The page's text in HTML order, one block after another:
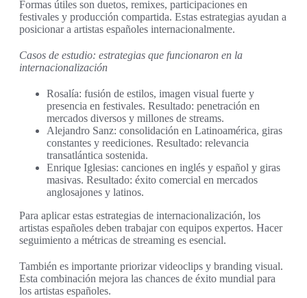
Formas útiles son duetos, remixes, participaciones en
festivales y producción compartida. Estas estrategias ayudan a
posicionar a artistas españoles internacionalmente.
Casos de estudio: estrategias que funcionaron en la
internacionalización
Rosalía: fusión de estilos, imagen visual fuerte y
presencia en festivales. Resultado: penetración en
mercados diversos y millones de streams.
Alejandro Sanz: consolidación en Latinoamérica, giras
constantes y reediciones. Resultado: relevancia
transatlántica sostenida.
Enrique Iglesias: canciones en inglés y español y giras
masivas. Resultado: éxito comercial en mercados
anglosajones y latinos.
Para aplicar estas estrategias de internacionalización, los
artistas españoles deben trabajar con equipos expertos. Hacer
seguimiento a métricas de streaming es esencial.
También es importante priorizar videoclips y branding visual.
Esta combinación mejora las chances de éxito mundial para
los artistas españoles.